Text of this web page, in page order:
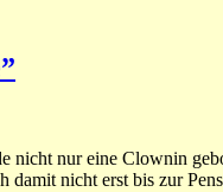
nicht nur eine Clownin
damit nicht erst bis zur